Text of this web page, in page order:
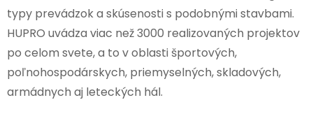
typy prevádzok a skúsenosti s podobnými stavbami.
HUPRO uvádza viac než 3000 realizovaných projektov
po celom svete, a to v oblasti športových,
poľnohospodárskych, priemyselných, skladových,
armádnych aj leteckých hál.